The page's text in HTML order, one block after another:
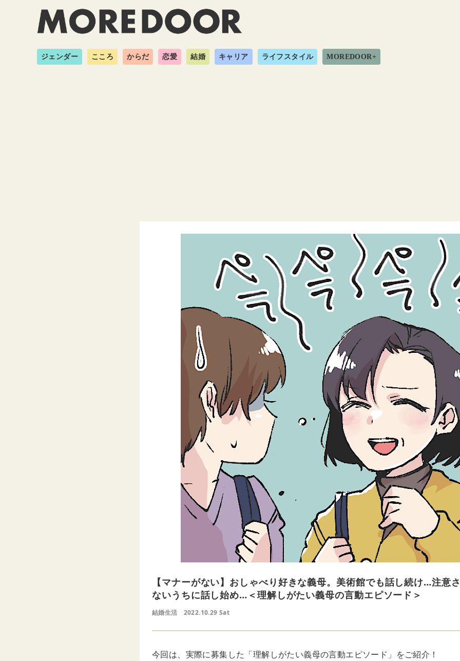
ジェンダー こころ からだ 恋愛 結婚 キャリア ライフスタイル MOREDOOR+
【マナーがない】おしゃべり好きな義母。美術館でも話し続け…注意
ないうちに話し始め…＜理解しがたい義母の言動エピソード＞
結婚生活 2022.10.29 Sat
今回は、実際に募集した「理解しがたい義母の言動エピソード」をご紹介！